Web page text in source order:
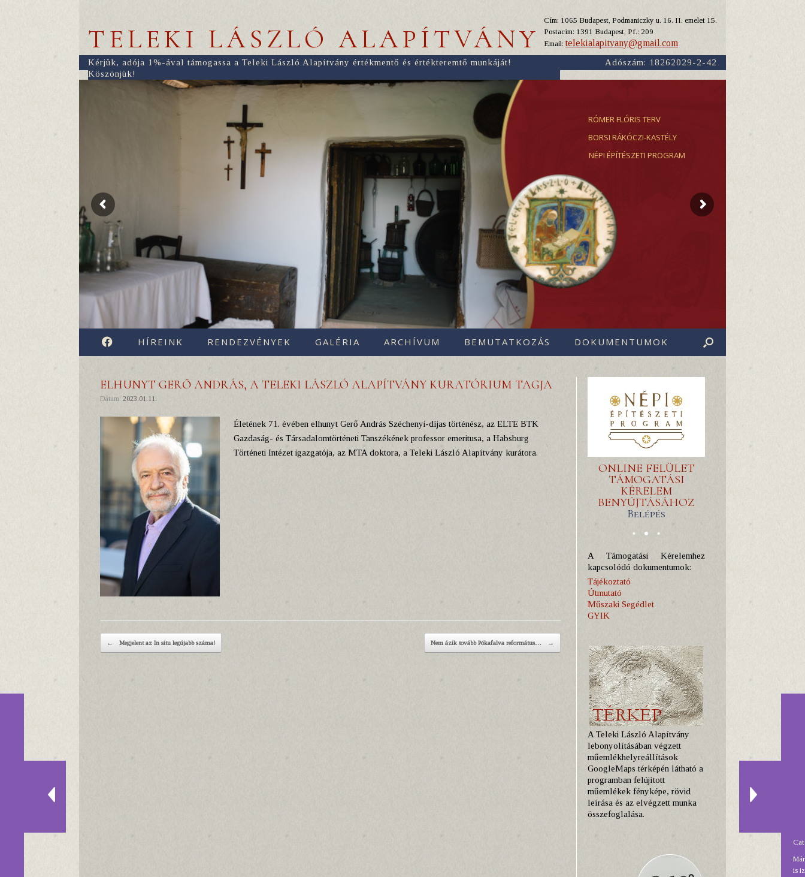
TELEKI LÁSZLÓ ALAPÍTVÁNY
Cím: 1065 Budapest, Podmaniczky u. 16. II. emelet 15.
Postacím: 1391 Budapest, Pf.: 209
Email:telekialapitvany@gmail.com
Kérjük, adója 1%-ával támogassa a Teleki László Alapítvány értékmentő és értékteremtő munkáját!
Köszönjük!
Adószám: 18262029-2-42
RÓMER FLÓRIS TERV
BORSI RÁKÓCZI-KASTÉLY
NÉPI ÉPÍTÉSZETI PROGRAM
FACEBOOK
HÍREINK RENDEZVÉNYEK GALÉRIA ARCHÍVUM BEMUTATKOZÁS DOKUMENTUMOK
ELHUNYT GERŐ ANDRÁS, A TELEKI LÁSZLÓ ALAPÍTVÁNY KURATÓRIUM TAGJA
Dátum: 2023.01.11.
Életének 71. évében elhunyt Gerő András Széchenyi-díjas történész, az ELTE BTK
Gazdaság- és Társadalomtörténeti Tanszékének professor emeritusa, a Habsburg
Történeti Intézet igazgatója, az MTA doktora, a Teleki László Alapítvány kurátora.
Post navigation
← Megjelent az In situ legújabb száma! Nem ázik tovább Pókafalva református… →
ONLINE FELÜLET
TÁMOGATÁSI
KÉRELEM
BENYÚJTÁSÁHOZ
Belépés
A Támogatási Kérelemhez
kapcsolódó dokumentumok:
Tájékoztató
Útmutató
Műszaki Segédlet
GYIK
A Teleki László Alapítvány
lebonyolításában végzett
műemlékhelyreállítások
GoogleMaps térképén látható a
programban felújított
műemlékek fényképe, rövid
leírása és az elvégzett munka
összefoglalása.
is